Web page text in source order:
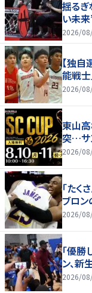
揺る
い未
2026/
【独自
能戦士
2026/
東山
突…サ
2026/
「たく
ブロン
2026/
「優勝
ン、新
2026/